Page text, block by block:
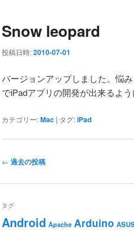
Snow leopard
投稿日時:2010-07-01
バージョンアップしました。悩
でiPadアプリの開発が出来るよう
カテゴリー:Mac | タグ:iPad
投
ビ
ゲ
← 過去の投稿
タグ
Android Apache Arduino